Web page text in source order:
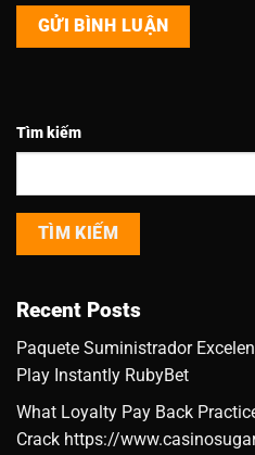
Tìm kiếm
TÌM KIẾM
Recent Posts
Paquete Suministrador
Play Instantly RubyBet
What Loyalty Pay Back
Crack https://